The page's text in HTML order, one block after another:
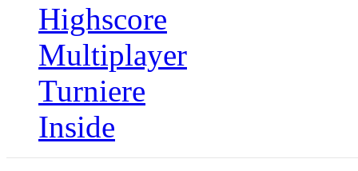
Highscore
Multiplayer
Turniere
Inside